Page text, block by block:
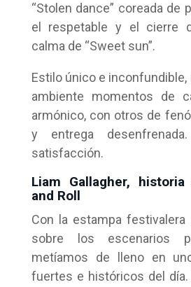
“Stolen dance” coreada de
el respetable y el cierre
calma de “Sweet sun”.
Estilo único e inconfundible,
ambiente momentos de
armónico, con otros de
y entrega
satisfacción.
Liam Gallagher,
and Roll
Con la estampa
sobre los escenarios
metíamos de lleno en
fuertes e históricos del día.